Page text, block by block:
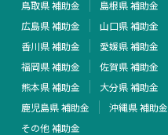
鳥取県 補助金
島根県 補助金
広島県 補助金
山口県 補助金
香川県 補助金
愛媛県 補助金
福岡県 補助金
佐賀県 補助金
熊本県 補助金
大分県 補助金
鹿児島県 補助金
沖縄県 補助金
その他 補助金